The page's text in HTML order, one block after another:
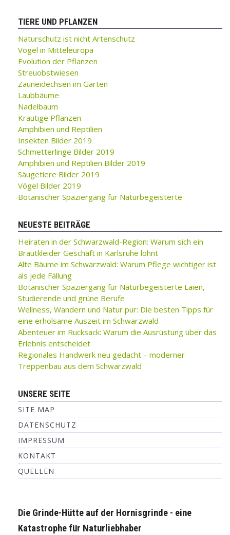
TIERE UND PFLANZEN
Naturschutz ist nicht Artenschutz
Vögel in Mitteleuropa
Evolution der Pflanzen
Streuobstwiesen
Zauneidechsen im Garten
Laubbäume
Nadelbaum
Krautige Pflanzen
Amphibien und Reptilien
Insekten Bilder 2019
Schmetterlinge Bilder 2019
Amphibien und Reptilien Bilder 2019
Säugetiere Bilder 2019
Vögel Bilder 2019
Botanischer Spaziergang für Naturbegeisterte
NEUESTE BEITRÄGE
Heiraten in der Schwarzwald-Region: Warum sich ein
Brautkleider Geschäft in Karlsruhe lohnt
Alte Bäume im Schwarzwald: Warum Pflege wichtiger ist
als jede Fällung
Botanischer Spaziergang für Naturbegeisterte Laien,
Studierende und grüne Berufe
Wellness, Wandern und Natur pur: Die besten Tipps für
eine erholsame Auszeit im Schwarzwald
Abenteuer im Rucksack: Warum die Ausrüstung über das
Erlebnis entscheidet
Regionales Handwerk neu gedacht – moderner
Treppenbau aus dem Schwarzwald
UNSERE SEITE
SITE MAP
DATENSCHUTZ
IMPRESSUM
KONTAKT
QUELLEN
Die Grinde-Hütte auf der Hornisgrinde - eine
Katastrophe für Naturliebhaber